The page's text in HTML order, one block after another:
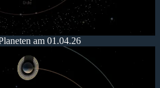
am 01.04.26